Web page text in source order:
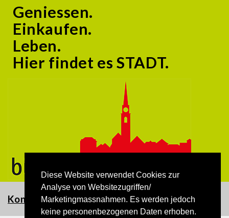
Diese Website verwendet Cookies zur
Analyse von Websitezugriffen/
Marketingmassnahmen. Es werden jedoch
keine personenbezogenen Daten erhoben.
Geniessen.
Einkaufen.
Leben.
Hier findet es STADT.
Kontakt